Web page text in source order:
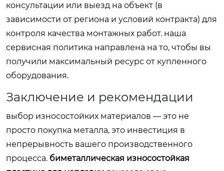
консультации или выезд на объект (в
зависимости от региона и условий контракта) для
контроля качества монтажных работ. наша
сервисная политика направлена на то, чтобы вы
получили максимальный ресурс от купленного
оборудования.
Заключение и рекомендации
выбор износостойких материалов — это не
просто покупка металла, это инвестиция в
непрерывность вашего производственного
процесса. биметаллическая износостойкая